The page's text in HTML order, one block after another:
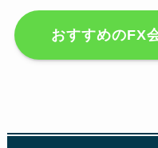
おすすめのFX